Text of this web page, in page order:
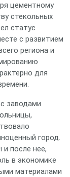
цементному
стекольных
статус
с развитием
региона и
для
заводами
город.
после нее,
в экономике
материалами